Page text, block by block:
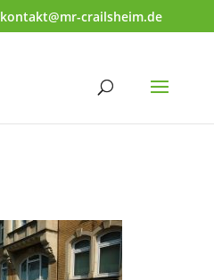
kontakt@mr-crailsheim.de